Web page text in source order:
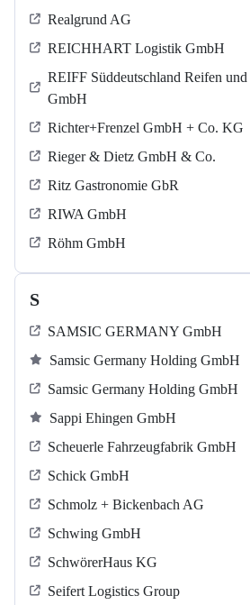
Realgrund AG
REICHHART Logistik GmbH
REIFF Süddeutschland Reifen
GmbH
Richter+Frenzel GmbH + Co. KG
Rieger & Dietz GmbH & Co.
Ritz Gastronomie GbR
RIWA GmbH
Röhm GmbH
S
SAMSIC GERMANY GmbH
Samsic Germany Holding GmbH
Samsic Germany Holding GmbH
Sappi Ehingen GmbH
Scheuerle Fahrzeugfabrik GmbH
Schick GmbH
Schmolz + Bickenbach AG
Schwing GmbH
SchwörerHaus KG
Seifert Logistics Group